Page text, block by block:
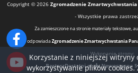
Copyright © 2026 Zgromadzenie Zmartwychwstania
- Wszystkie prawa
Za zamieszczone na stronie materiały tekstowe,
odpowiadaZgromadzenie Zmartwychwstania
Wykonanie strony:
BartoszDostatni.pl
Nowoczesne
Korzystanie z niniejszej witryny
wykorzystywanie plików